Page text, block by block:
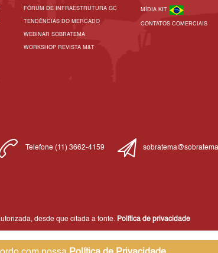
FÓRUM DE INFRAESTRUTURA GC
TENDÊNCIAS DO MERCADO
WEBINAR SOBRATEMA
WORKSHOP REVISTA M&T
MÍDIA KIT
CONTATOS COMERCIAIS
Telefone (11) 3662-4159
desde que citada a fonte. Política de privacidade